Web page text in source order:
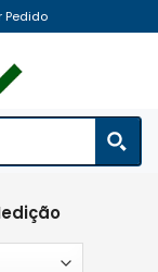
Pedido